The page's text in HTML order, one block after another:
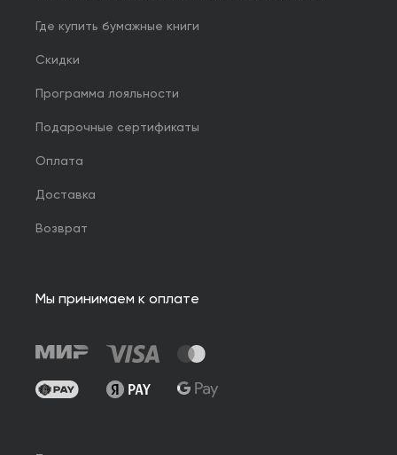
Где купить бумажные книги
Скидки
Программа лояльности
Подарочные сертификаты
Оплата
Доставка
Возврат
Мы принимаем к оплате